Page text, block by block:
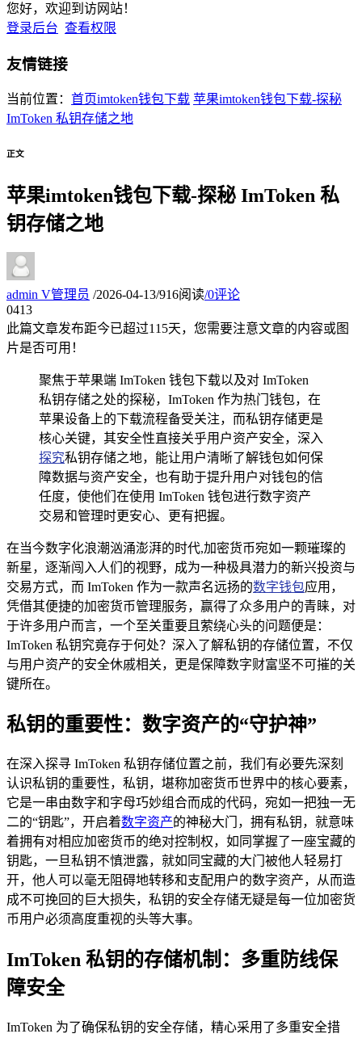
您好，欢迎到访网站！
登录后台 查看权限
友情链接
当前位置： 首页imtoken钱包下载 苹果imtoken钱包下载-探秘
ImToken 私钥存储之地
正文
苹果imtoken钱包下载-探秘 ImToken 私
钥存储之地
admin V管理员 /2026-04-13/916阅读/0评论
0413
此篇文章发布距今已超过115天，您需要注意文章的内容或图
片是否可用！
聚焦于苹果端 ImToken 钱包下载以及对 ImToken
私钥存储之处的探秘，ImToken 作为热门钱包，在
苹果设备上的下载流程备受关注，而私钥存储更是
核心关键，其安全性直接关乎用户资产安全，深入
探究私钥存储之地，能让用户清晰了解钱包如何保
障数据与资产安全，也有助于提升用户对钱包的信
任度，使他们在使用 ImToken 钱包进行数字资产
交易和管理时更安心、更有把握。
在当今数字化浪潮汹涌澎湃的时代,加密货币宛如一颗璀璨的
新星，逐渐闯入人们的视野，成为一种极具潜力的新兴投资与
交易方式，而 ImToken 作为一款声名远扬的数字钱包应用，
凭借其便捷的加密货币管理服务，赢得了众多用户的青睐，对
于许多用户而言，一个至关重要且萦绕心头的问题便是：
ImToken 私钥究竟存于何处？深入了解私钥的存储位置，不仅
与用户资产的安全休戚相关，更是保障数字财富坚不可摧的关
键所在。
私钥的重要性：数字资产的“守护神”
在深入探寻 ImToken 私钥存储位置之前，我们有必要先深刻
认识私钥的重要性，私钥，堪称加密货币世界中的核心要素，
它是一串由数字和字母巧妙组合而成的代码，宛如一把独一无
二的“钥匙”，开启着数字资产的神秘大门，拥有私钥，就意味
着拥有对相应加密货币的绝对控制权，如同掌握了一座宝藏的
钥匙，一旦私钥不慎泄露，就如同宝藏的大门被他人轻易打
开，他人可以毫无阻碍地转移和支配用户的数字资产，从而造
成不可挽回的巨大损失，私钥的安全存储无疑是每一位加密货
币用户必须高度重视的头等大事。
ImToken 私钥的存储机制：多重防线保
障安全
ImToken 为了确保私钥的安全存储，精心采用了多重安全措